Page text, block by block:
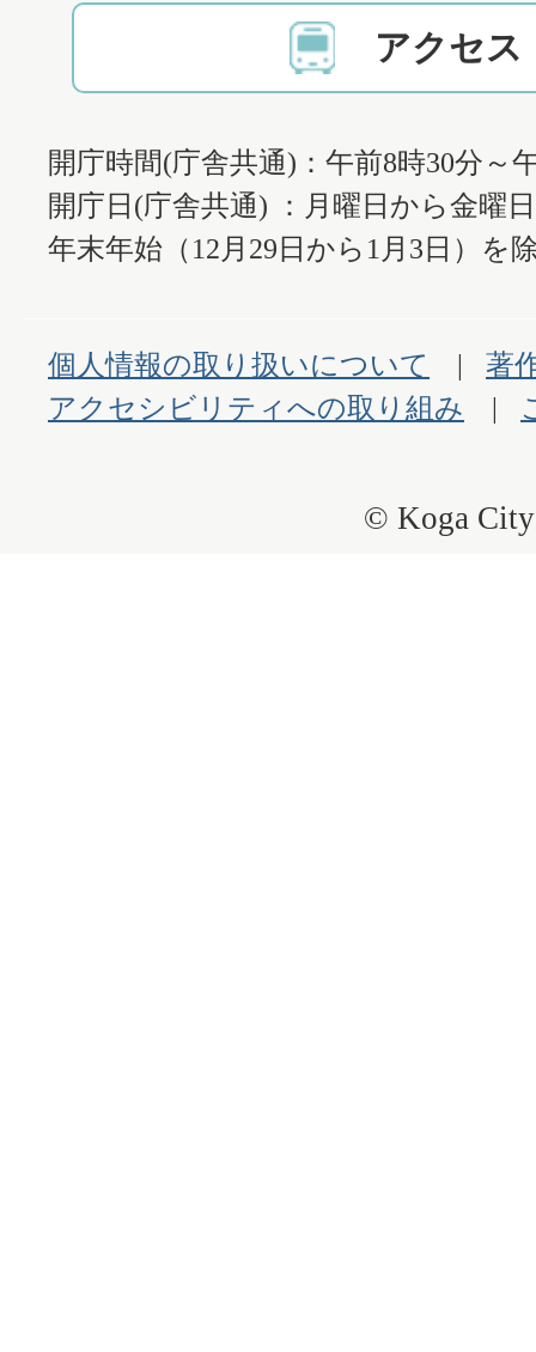
アクセス
開庁時間(庁舎共通)：午前8時30分～
開庁日(庁舎共通) ：月曜日から金曜
年末年始（12月29日から1月3日）を
個人情報の取り扱いについて
著
アクセシビリティへの取り組み
© Koga City